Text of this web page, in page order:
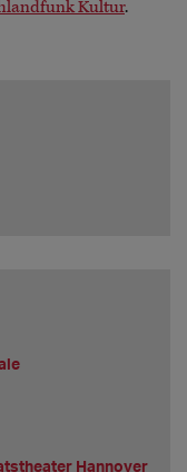
Kultur.
Hannover